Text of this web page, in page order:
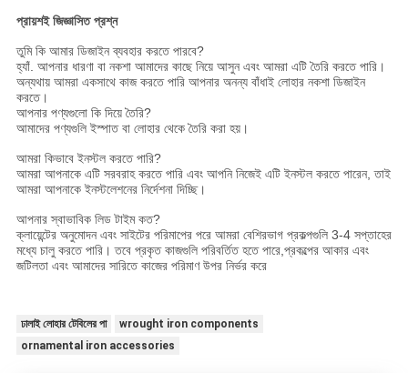
প্রায়শই জিজ্ঞাসিত প্রশ্ন
তুমি কি আমার ডিজাইন ব্যবহার করতে পারবে?
হ্যাঁ. আপনার ধারণা বা নকশা আমাদের কাছে নিয়ে আসুন এবং আমরা এটি তৈরি করতে পারি।
অন্যথায় আমরা একসাথে কাজ করতে পারি আপনার অনন্য বাঁধাই লোহার নকশা ডিজাইন
করতে।
আপনার পণ্যগুলো কি দিয়ে তৈরি?
আমাদের পণ্যগুলি ইস্পাত বা লোহার থেকে তৈরি করা হয়।
আমরা কিভাবে ইনস্টল করতে পারি?
আমরা আপনাকে এটি সরবরাহ করতে পারি এবং আপনি নিজেই এটি ইনস্টল করতে পারেন, তাই
আমরা আপনাকে ইনস্টলেশনের নির্দেশনা দিচ্ছি।
আপনার স্বাভাবিক লিড টাইম কত?
ক্লায়েন্টের অনুমোদন এবং সাইটের পরিমাপের পরে আমরা বেশিরভাগ প্রকল্পগুলি 3-4 সপ্তাহের
মধ্যে চালু করতে পারি। তবে প্রকৃত কাজগুলি পরিবর্তিত হতে পারে,প্রকল্পের আকার এবং
জটিলতা এবং আমাদের সারিতে কাজের পরিমাণ উপর নির্ভর করে
ঢালাই লোহার টেবিলের পা
wrought iron components
ornamental iron accessories